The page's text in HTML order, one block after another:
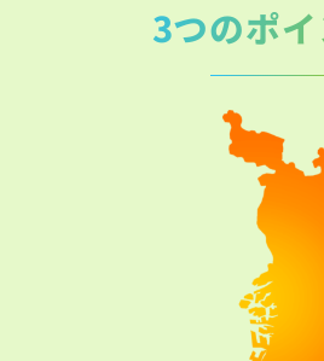
3つのポイ